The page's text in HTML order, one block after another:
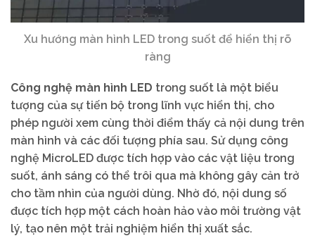
Xu hướng màn hình LED trong suốt để hiển thị rõ
ràng
Công nghệ màn hình LED trong suốt là một biểu
tượng của sự tiến bộ trong lĩnh vực hiển thị, cho
phép người xem cùng thời điểm thấy cả nội dung trên
màn hình và các đối tượng phía sau. Sử dụng công
nghệ MicroLED được tích hợp vào các vật liệu trong
suốt, ánh sáng có thể trôi qua mà không gây cản trở
cho tầm nhìn của người dùng. Nhờ đó, nội dung số
được tích hợp một cách hoàn hảo vào môi trường vật
lý, tạo nên một trải nghiệm hiển thị xuất sắc.